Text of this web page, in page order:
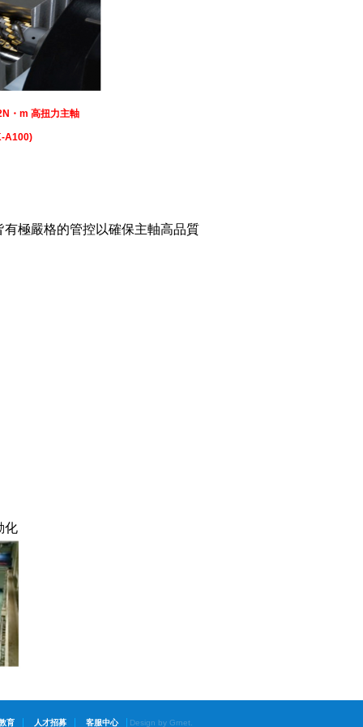
・m 高扭力主軸
A100)
極嚴格的管控以確保主軸高品質
化
育 人才招募 客服中心 Design by Grnet.